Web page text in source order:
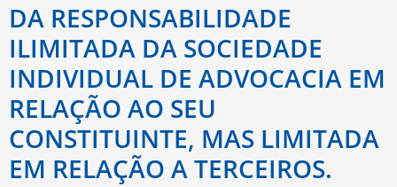
DA RESPONSABILIDADE
ILIMITADA DA SOCIEDADE
INDIVIDUAL DE ADVOCACIA EM
RELAÇÃO AO SEU
CONSTITUINTE, MAS LIMITADA
EM RELAÇÃO A TERCEIROS.